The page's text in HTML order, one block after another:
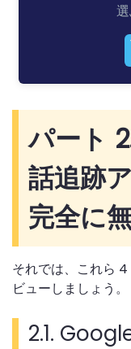
パート
話追跡
完全に
それでは、これら
ビューしましょう。
2.1.